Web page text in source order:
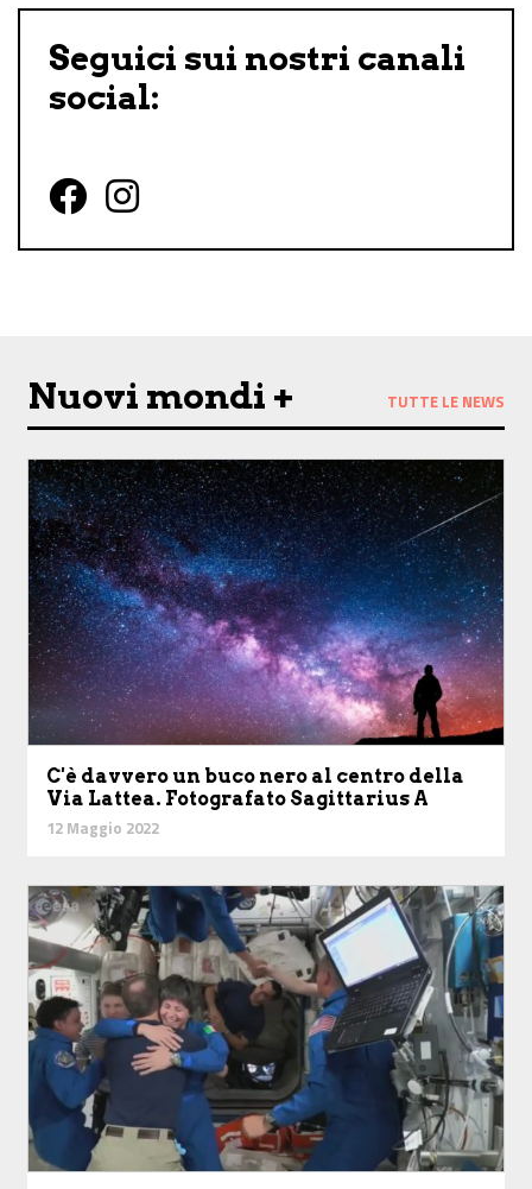
Seguici sui nostri canali
social:
Follow us on Facebook
Follow us on Instagram
Nuovi mondi + TUTTE LE NEWS
C'è davvero un buco nero al centro della
Via Lattea. Fotografato Sagittarius A
12 Maggio 2022